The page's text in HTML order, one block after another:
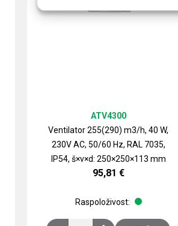
Ventilator 255(290) m3/h, 40 W,
230V AC, 50/60 Hz, RAL 7035,
IP54, š×v×d: 250×250×113 mm
ATV4300
95,81 €
Raspoloživost: